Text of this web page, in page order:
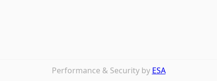
Performance & Security by ESA